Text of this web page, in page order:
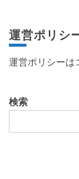
運営ポリシ
運営ポリシーは
検索